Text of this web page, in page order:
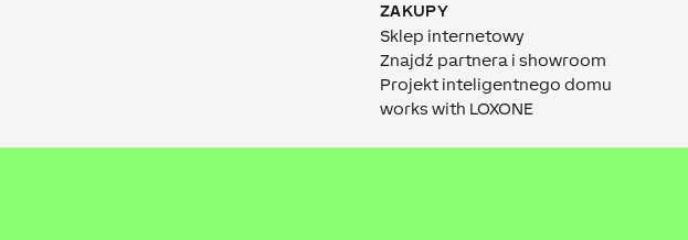
ZAKUPY
Sklep internetowy
Znajdź partnera i showroom
Projekt inteligentnego domu
works with LOXONE